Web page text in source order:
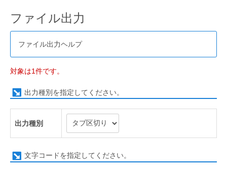
ファイル出力
ファイル出力ヘルプ
対象は1件です。
出力種別を指定してください。
出力種別
文字コードを指定してください。